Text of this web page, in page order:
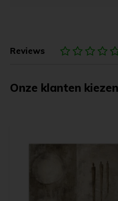
Reviews
Onze klanten